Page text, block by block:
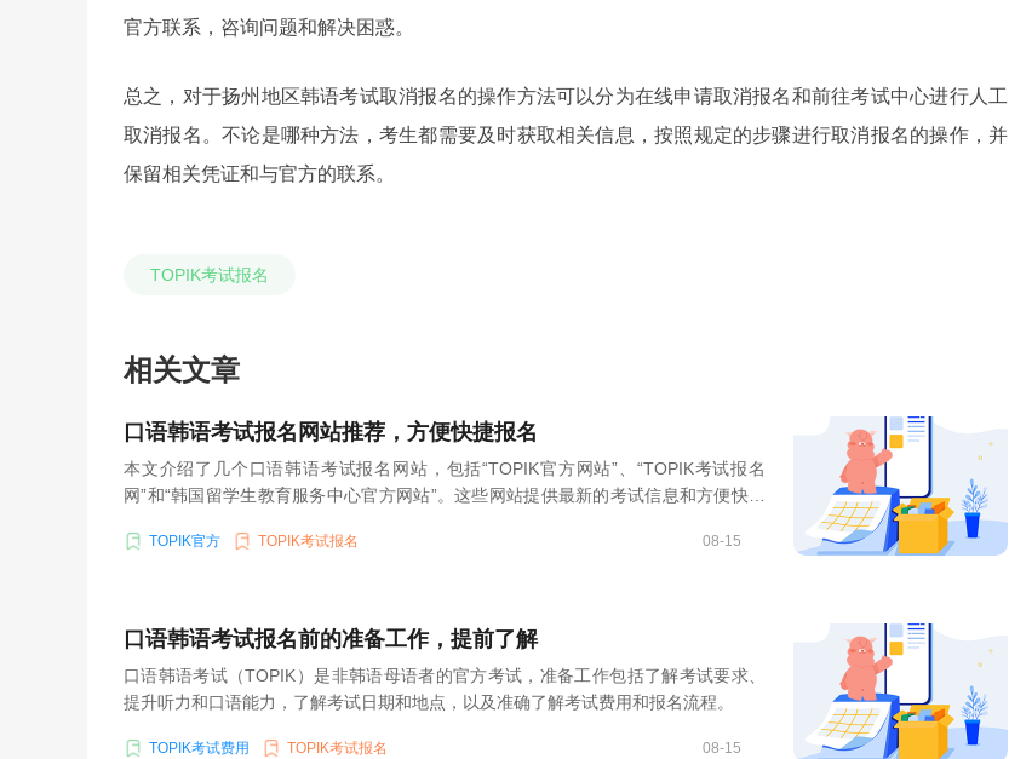
官方联系，咨询问题和解决困惑。
总之，对于扬州地区韩语考试取消报名的操作方法可以分为在线申请取消报名和前往考试中心进行人工
取消报名。不论是哪种方法，考生都需要及时获取相关信息，按照规定的步骤进行取消报名的操作，并
保留相关凭证和与官方的联系。
TOPIK考试报名
相关文章
口语韩语考试报名网站推荐，方便快捷报名
本文介绍了几个口语韩语考试报名网站，包括“TOPIK官方网站”、“TOPIK考试报名
网”和“韩国留学生教育服务中心官方网站”。这些网站提供最新的考试信息和方便快捷
TOPIK官方 TOPIK考试报名 08-15
口语韩语考试报名前的准备工作，提前了解
口语韩语考试（TOPIK）是非韩语母语者的官方考试，准备工作包括了解考试要求、
提升听力和口语能力，了解考试日期和地点，以及准确了解考试费用和报名流程。
TOPIK考试费用 TOPIK考试报名 08-15